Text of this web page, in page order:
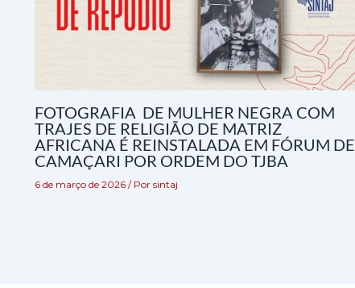
FOTOGRAFIA DE MULHER NEGRA COM
TRAJES DE RELIGIÃO DE MATRIZ
AFRICANA É REINSTALADA EM FÓRUM DE
CAMAÇARI POR ORDEM DO TJBA
6 de março de 2026 / Por sintaj